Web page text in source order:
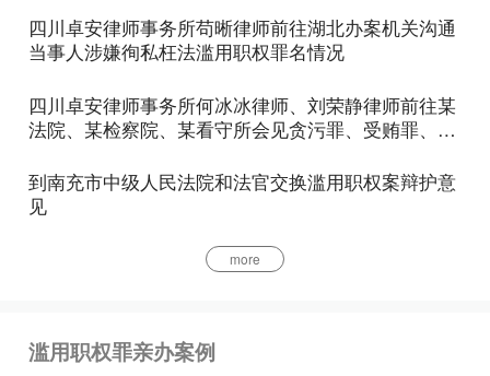
民利益遭受重大损失”：（1）造成死亡1人以上，或
者重伤3人以上，或者轻伤9人以上，或者
造成经济损失30万元以上的；（3）造成恶劣社会影
受重大损失的情形。
2.情节特别严重的，处3年以上7年以下有期徒刑。
体规定:（1）造成伤亡达到前款第1项规定人数3倍以
四川卓安律师事务所苟晰律师前往湖北办案机关沟通
当事人涉嫌徇私枉法滥用职权罪名情况
四川卓安律师事务所何冰冰律师、刘荣静律师前往某
法院、某检察院、某看守所会见贪污罪、受贿罪、滥
到南充市中级人民法院和法官交换滥用职权案辩护意
见
more
滥用职权罪亲办案例